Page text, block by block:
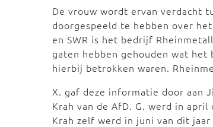
De vrouw wordt ervan verdacht
doorgespeeld te hebben over
en SWR is het bedrijf
gaten hebben gehouden wat
hierbij betrokken waren.
X. gaf deze informatie door aan
Krah van de AfD. G. werd in
Krah zelf werd in juni van dit